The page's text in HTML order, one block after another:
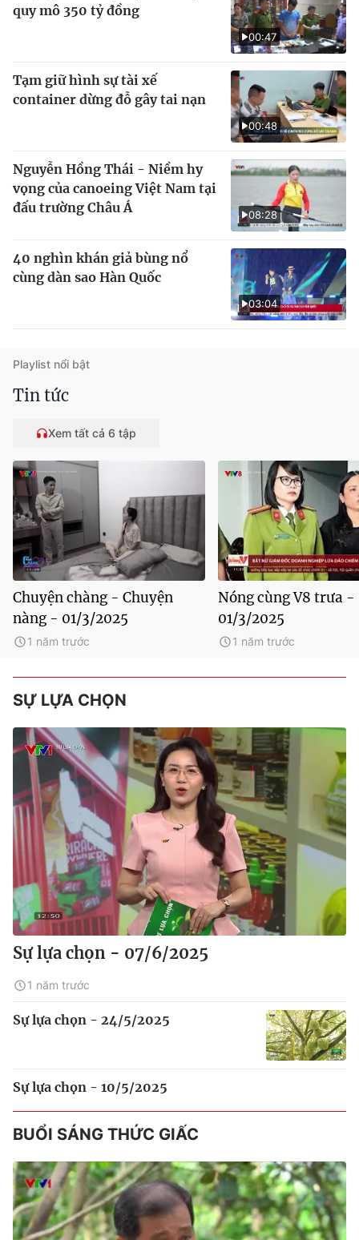
00:47
quy mô 350 tỷ đồng
00:48
Tạm giữ hình sự tài xế
container dừng đỗ gây tai nạn
08:28
Nguyễn Hồng Thái - Niềm hy
vọng của canoeing Việt Nam tại
đấu trường Châu Á
03:04
40 nghìn khán giả bùng nổ
cùng dàn sao Hàn Quốc
Playlist nổi bật
Tin tức
Xem tất cả 6 tập
Chuyện chàng - Chuyện
nàng - 01/3/2025
1 năm trước
Nóng cùng V8 trưa -
01/3/2025
1 năm trước
SỰ LỰA CHỌN
Sự lựa chọn - 07/6/2025
1 năm trước
Sự lựa chọn - 24/5/2025
Sự lựa chọn - 10/5/2025
BUỔI SÁNG THỨC GIẤC